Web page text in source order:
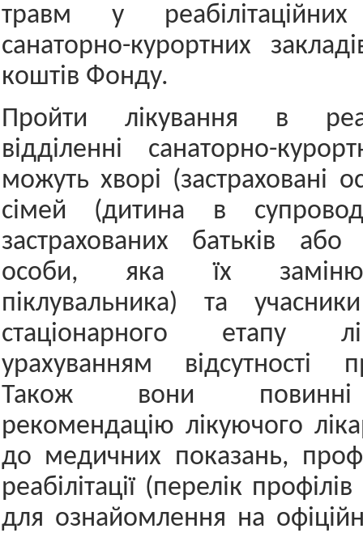
травм у реабілітаційних
санаторно-курортних
коштів Фонду.
Пройти лікування в
відділенні санаторно-
можуть хворі (застраховані
сімей (дитина в
застрахованих батьків або
особи, яка їх
піклувальника) та
стаціонарного етапу
урахуванням відсутності
Також вони повинні
рекомендацію лікуючого
до медичних показань,
реабілітації (перелік
для ознайомлення на